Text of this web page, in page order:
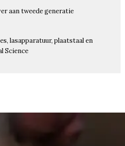
aan tweede generatie
lasapparatuur, plaatstaal en
Science